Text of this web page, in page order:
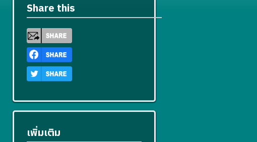
Share this
เพิ่มเติม